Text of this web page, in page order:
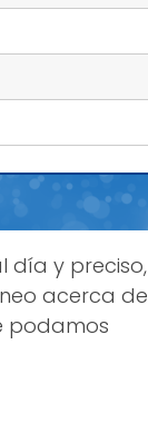
día y preciso,
acerca de
podamos